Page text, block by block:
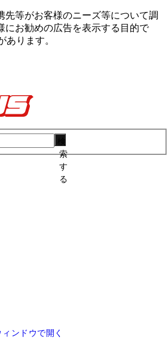
先等がお客様のニーズ等について調
にお勧めの広告を表⽰する⽬的で
あります。
索
す
る
ンドウで開く